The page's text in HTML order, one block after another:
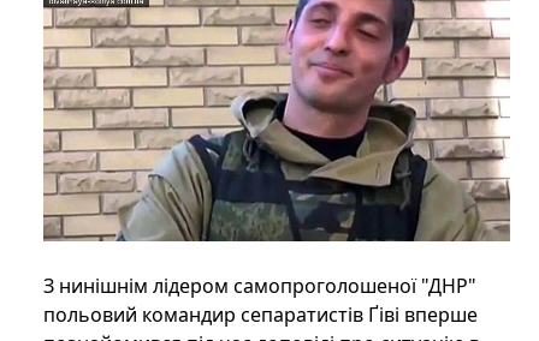
З нинішнім лідером самопроголошеної "ДНР"
польовий командир сепаратистів Ґіві вперше